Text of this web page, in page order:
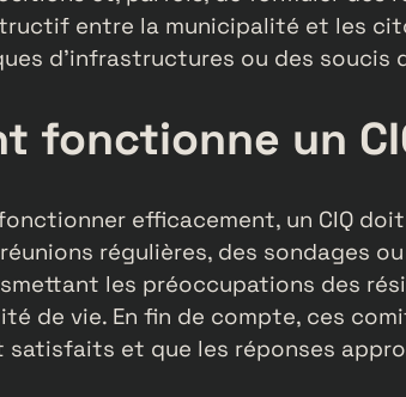
entre la municipalité et les
d’infrastructures ou des
fonctionne un
efficacement, un CIQ
régulières, des sondages
les préoccupations des
de vie. En fin de compte, ces
satisfaits et que les réponses